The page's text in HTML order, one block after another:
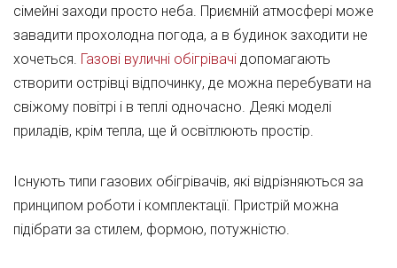
сімейні заходи просто неба. Приємній атмосфері може
завадити прохолодна погода, а в будинок заходити не
хочеться. Газові вуличні обігрівачі допомагають
створити острівці відпочинку, де можна перебувати на
свіжому повітрі і в теплі одночасно. Деякі моделі
приладів, крім тепла, ще й освітлюють простір.
Існують типи газових обігрівачів, які відрізняються за
принципом роботи і комплектації. Пристрій можна
підібрати за стилем, формою, потужністю.